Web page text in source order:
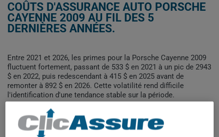
COÛTS D'ASSURANCE AUTO PORSCHE
CAYENNE 2009 AU FIL DES 5
DERNIÈRES ANNÉES.
Entre 2021 et 2026, les primes pour la Porsche Cayenne 2009
fluctuent fortement, passant de 533 $ en 2021 à un pic de 2943
$ en 2022, puis redescendant à 415 $ en 2025 avant de
remonter à 892 $ en 2026. Cette volatilité rend difficile
l'identification d'une tendance stable sur la période.
Pour trouver la meilleur assurance pour votre véhicule
PORSCHE CAYENNE 2009, il est plus important que jamais de
comparer les options disponibles.